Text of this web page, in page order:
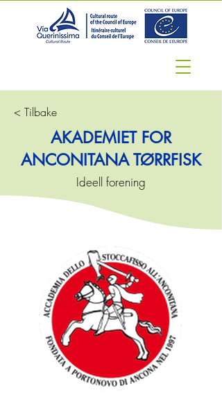
< Tilbake
AKADEMIET FOR
ANCONITANA TØRRFISK
Ideell forening